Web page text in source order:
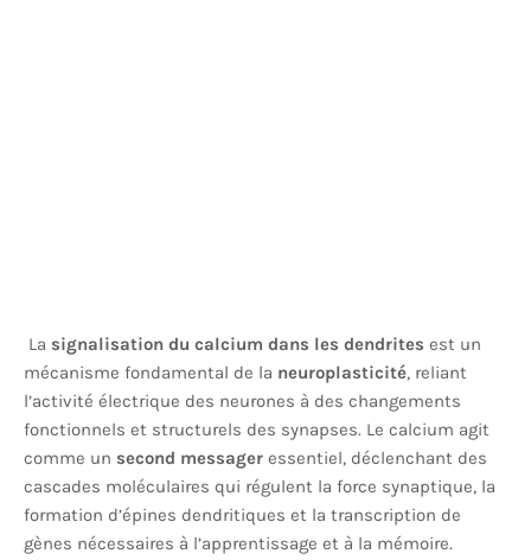
La signalisation du calcium dans les dendrites est un
mécanisme fondamental de la neuroplasticité, reliant
l’activité électrique des neurones à des changements
fonctionnels et structurels des synapses. Le calcium agit
comme un second messager essentiel, déclenchant des
cascades moléculaires qui régulent la force synaptique, la
formation d’épines dendritiques et la transcription de
gènes nécessaires à l’apprentissage et à la mémoire.